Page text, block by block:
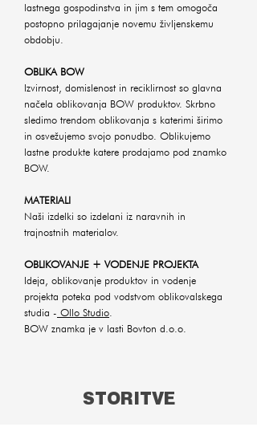
lastnega gospodinstva in jim s tem omogoča
postopno prilagajanje novemu življenskemu
obdobju.
OBLIKA BOW
Izvirnost, domislenost in reciklirnost so glavna
načela oblikovanja BOW produktov. Skrbno
sledimo trendom oblikovanja s katerimi širimo
in osvežujemo svojo ponudbo. Oblikujemo
lastne produkte katere prodajamo pod znamko
BOW.
MATERIALI
Naši izdelki so izdelani iz naravnih in
trajnostnih materialov.
OBLIKOVANJE + VODENJE PROJEKTA
Ideja, oblikovanje produktov in vodenje
projekta poteka pod vodstvom oblikovalskega
studia - Ollo Studio
BOW znamka je v lasti Bovton d.o.o.
STORITVE